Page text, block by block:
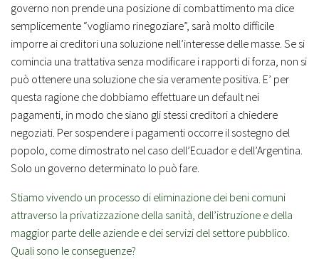
governo non prende una posizione di combattimento ma dice
semplicemente “vogliamo rinegoziare”, sarà molto difficile
imporre ai creditori una soluzione nell’interesse delle masse. Se si
comincia una trattativa senza modificare i rapporti di forza, non si
può ottenere una soluzione che sia veramente positiva. E’ per
questa ragione che dobbiamo effettuare un default nei
pagamenti, in modo che siano gli stessi creditori a chiedere
negoziati. Per sospendere i pagamenti occorre il sostegno del
popolo, come dimostrato nel caso dell’Ecuador e dell’Argentina.
Solo un governo determinato lo può fare.
Stiamo vivendo un processo di eliminazione dei beni comuni
attraverso la privatizzazione della sanità, dell’istruzione e della
maggior parte delle aziende e dei servizi del settore pubblico.
Quali sono le conseguenze?